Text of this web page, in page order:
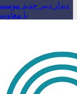
دیدار دبیر جدید
با